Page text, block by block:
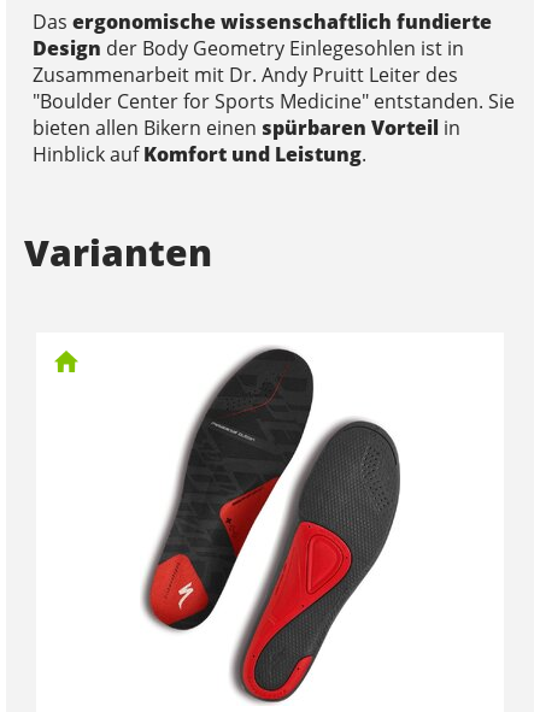
Das ergonomische wissenschaftlich fundierte
Design der Body Geometry Einlegesohlen ist in
Zusammenarbeit mit Dr. Andy Pruitt Leiter des
"Boulder Center for Sports Medicine" entstanden. Sie
bieten allen Bikern einen spürbaren Vorteil in
Hinblick aufKomfort und Leistung.
Varianten